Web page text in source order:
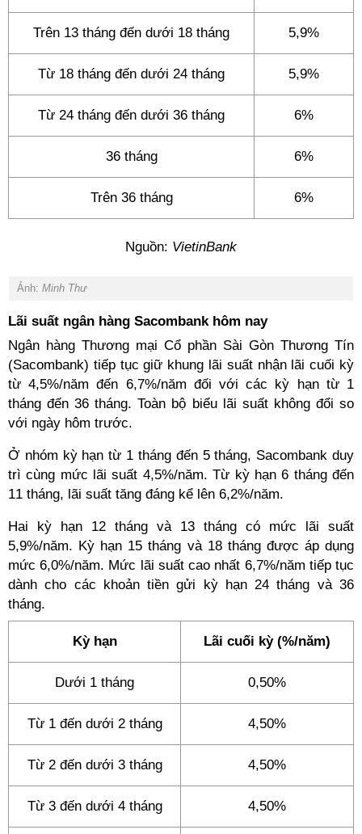
Trên 13 tháng đến dưới 18 tháng 5,9%
Từ 18 tháng đến dưới 24 tháng 5,9%
Từ 24 tháng đến dưới 36 tháng 6%
36 tháng 6%
Trên 36 tháng 6%
Nguồn: VietinBank
Ảnh: Minh Thư
Lãi suất ngân hàng Sacombank hôm nay
Ngân hàng Thương mại Cổ phần Sài Gòn Thương Tín
(Sacombank) tiếp tục giữ khung lãi suất nhận lãi cuối kỳ
từ 4,5%/năm đến 6,7%/năm đối với các kỳ hạn từ 1
tháng đến 36 tháng. Toàn bộ biểu lãi suất không đổi so
với ngày hôm trước.
Ở nhóm kỳ hạn từ 1 tháng đến 5 tháng, Sacombank duy
trì cùng mức lãi suất 4,5%/năm. Từ kỳ hạn 6 tháng đến
11 tháng, lãi suất tăng đáng kể lên 6,2%/năm.
Hai kỳ hạn 12 tháng và 13 tháng có mức lãi suất
5,9%/năm. Kỳ hạn 15 tháng và 18 tháng được áp dụng
mức 6,0%/năm. Mức lãi suất cao nhất 6,7%/năm tiếp tục
dành cho các khoản tiền gửi kỳ hạn 24 tháng và 36
tháng.
Kỳ hạn Lãi cuối kỳ (%/năm)
Dưới 1 tháng 0,50%
Từ 1 đến dưới 2 tháng 4,50%
Từ 2 đến dưới 3 tháng 4,50%
Từ 3 đến dưới 4 tháng 4,50%